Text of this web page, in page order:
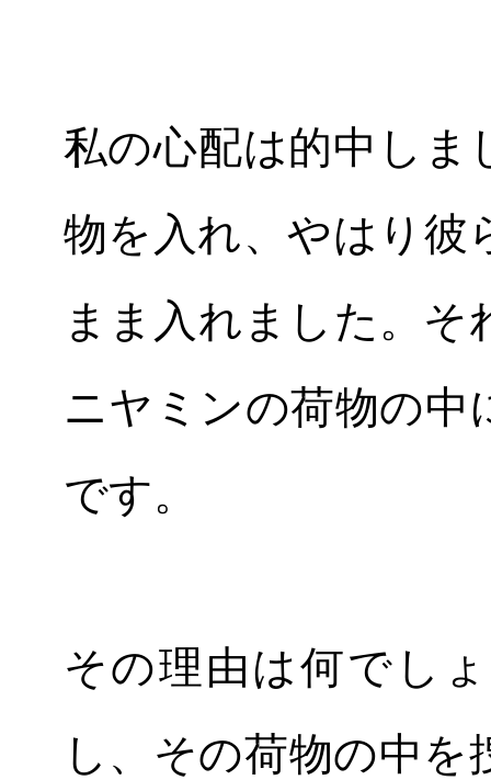
私の心配は的中しま
物を入れ、やはり彼
まま入れました。
ニヤミンの荷物の中
です。
その理由は何でし
し、その荷物の中